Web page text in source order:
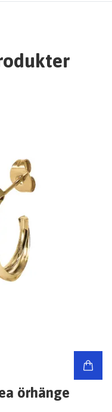
örhänge